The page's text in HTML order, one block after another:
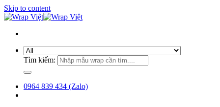
Skip to content
Tìm kiếm:
0964 839 434 (Zalo)